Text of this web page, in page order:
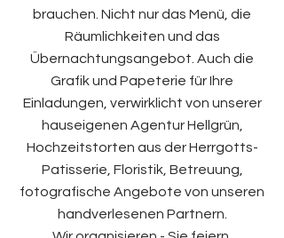
brauchen. Nicht nur das Menü, die
Räumlichkeiten und das
Übernachtungsangebot. Auch die
Grafik und Papeterie für Ihre
Einladungen, verwirklicht von unserer
hauseigenen Agentur Hellgrün,
Hochzeitstorten aus der Herrgotts-
Patisserie, Floristik, Betreuung,
fotografische Angebote von unseren
handverlesenen Partnern.